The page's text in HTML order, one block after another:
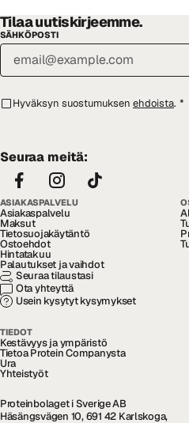
Tilaa uutiskirjeemme.
SÄHKÖPOSTI
Hyväksyn suostumuksen ehdoista. *
Seuraa meitä:
ASIAKASPALVELU
Asiakaspalvelu
Maksut
Tietosuojakäytäntö
Ostoehdot
Hintatakuu
Palautukset ja vaihdot
Seuraa tilaustasi
Ota yhteyttä
Usein kysytyt kysymykset
TIEDOT
Kestävyys ja ympäristö
Tietoa Protein Companysta
Ura
Yhteistyöt
Proteinbolaget i Sverige AB
Häsängsvägen 10, 691 42 Karlskoga,